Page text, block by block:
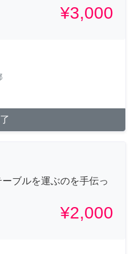
¥3,000
ブルを運ぶのを手伝っ
¥2,000